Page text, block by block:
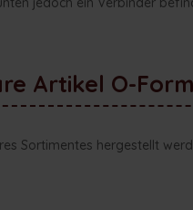
Artikel O-Form
Sortimentes hergestellt